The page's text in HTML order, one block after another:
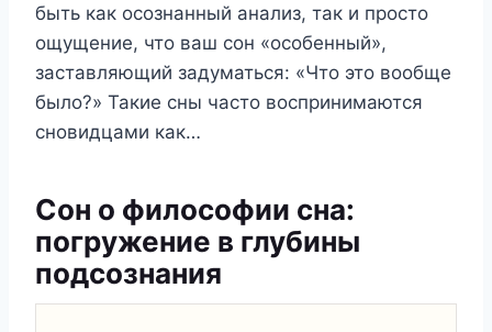
быть как осознанный анализ, так и просто
ощущение, что ваш сон «особенный»,
заставляющий задуматься: «Что это вообще
было?» Такие сны часто воспринимаются
сновидцами как…
Сон о философии сна:
погружение в глубины
подсознания